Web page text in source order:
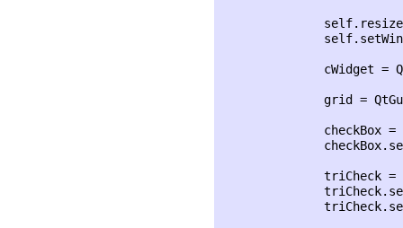
cWidget =
grid =
checkBox =
triCheck =